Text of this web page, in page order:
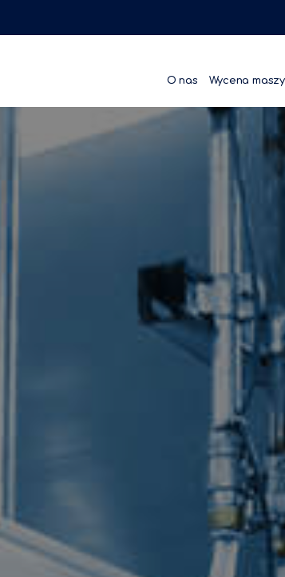
O nas Wycena